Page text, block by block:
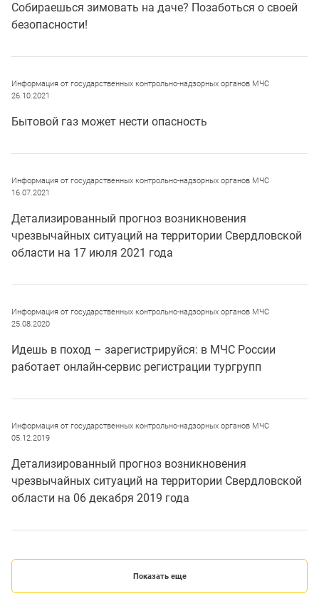
Собираешься зимовать на даче? Позаботься о своей
безопасности!
Информация от государственных контрольно-надзорных органов МЧС
26.10.2021
Бытовой газ может нести опасность
Информация от государственных контрольно-надзорных органов МЧС
16.07.2021
Детализированный прогноз возникновения
чрезвычайных ситуаций на территории Свердловской
области на 17 июля 2021 года
Информация от государственных контрольно-надзорных органов МЧС
25.08.2020
Идешь в поход – зарегистрируйся: в МЧС России
работает онлайн-сервис регистрации тургрупп
Информация от государственных контрольно-надзорных органов МЧС
05.12.2019
Детализированный прогноз возникновения
чрезвычайных ситуаций на территории Свердловской
области на 06 декабря 2019 года
Показать еще